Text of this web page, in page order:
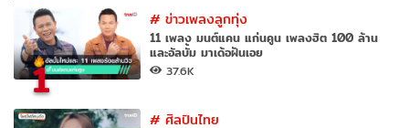
1
#ข่าวเพลงลูกทุ่ง
11 เพลง มนต์แคน แก่นคูน เพลงฮิต 100 ล้าน
และอัลบั้ม มาเด้อฝันเอย
37.6K
#ศิลปินไทย